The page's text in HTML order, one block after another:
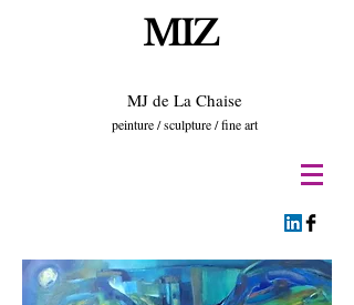
MIZ
MJ de La Chaise
peinture / sculpture / fine art